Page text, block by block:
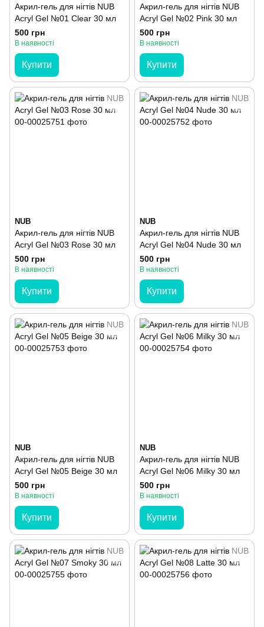
Акрил-гель для нігтів NUB
Acryl Gel №01 Clear 30 мл
500 грн
В наявності
Купити
Акрил-гель для нігтів NUB
Acryl Gel №02 Pink 30 мл
500 грн
В наявності
Купити
NUB
Акрил-гель для нігтів NUB
Acryl Gel №03 Rose 30 мл
500 грн
В наявності
Купити
NUB
Акрил-гель для нігтів NUB
Acryl Gel №04 Nude 30 мл
500 грн
В наявності
Купити
NUB
Акрил-гель для нігтів NUB
Acryl Gel №05 Beige 30 мл
500 грн
В наявності
Купити
NUB
Акрил-гель для нігтів NUB
Acryl Gel №06 Milky 30 мл
500 грн
В наявності
Купити